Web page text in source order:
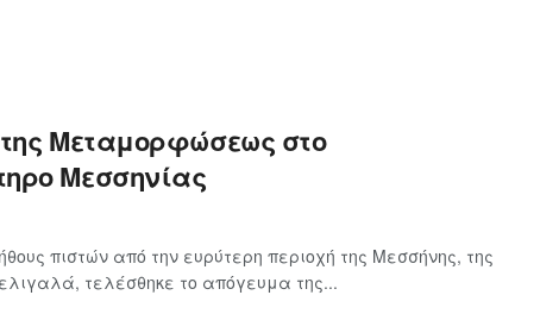
Μεταμορφώσεως στο
Μεσσηνίας
πιστών από την ευρύτερη περιοχή της Μεσσήνης, της
τελέσθηκε το απόγευμα της...